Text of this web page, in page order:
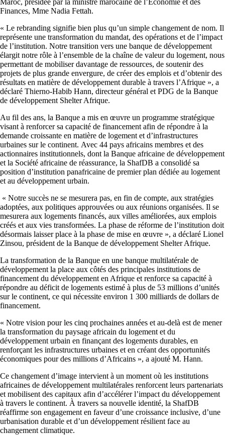
Finances, Mme Nadia Fettah.
« Le rebranding signifie bien plus qu’un simple changement de nom. Il
représente une transformation du mandat, des opérations et de l’impact
de l’institution. Notre transition vers une banque de développement
élargit notre rôle à l’ensemble de la chaîne de valeur du logement, nous
permettant de mobiliser davantage de ressources, de soutenir des
projets de plus grande envergure, de créer des emplois et d’obtenir des
résultats en matière de développement durable à travers l’Afrique », a
déclaré Thierno-Habib Hann, directeur général et PDG de la Banque
de développement Shelter Afrique.
Au fil des ans, la Banque a mis en œuvre un programme stratégique
visant à renforcer sa capacité de financement afin de répondre à la
demande croissante en matière de logement et d’infrastructures
urbaines sur le continent. Avec 44 pays africains membres et des
actionnaires institutionnels, dont la Banque africaine de développement
et la Société africaine de réassurance, la ShafDB a consolidé sa
position d’institution panafricaine de premier plan dédiée au logement
et au développement urbain.
« Notre succès ne se mesurera pas, en fin de compte, aux stratégies
adoptées, aux politiques approuvées ou aux réunions organisées. Il se
mesurera aux logements financés, aux villes améliorées, aux emplois
créés et aux vies transformées. La phase de réforme de l’institution doit
désormais laisser place à la phase de mise en œuvre », a déclaré Lionel
Zinsou, président de la Banque de développement Shelter Afrique.
La transformation de la Banque en une banque multilatérale de
développement la place aux côtés des principales institutions de
financement du développement en Afrique et renforce sa capacité à
répondre au déficit de logements estimé à plus de 53 millions d’unités
sur le continent, ce qui nécessite environ 1 300 milliards de dollars de
financement.
« Notre vision pour les cinq prochaines années et au-delà est de mener
la transformation du paysage africain du logement et du
développement urbain en finançant des logements durables, en
renforçant les infrastructures urbaines et en créant des opportunités
économiques pour des millions d’Africains », a ajouté M. Hann.
Ce changement d’image intervient à un moment où les institutions
africaines de développement multilatérales renforcent leurs partenariats
et mobilisent des capitaux afin d’accélérer l’impact du développement
à travers le continent. À travers sa nouvelle identité, la ShafDB
réaffirme son engagement en faveur d’une croissance inclusive, d’une
urbanisation durable et d’un développement résilient face au
changement climatique.